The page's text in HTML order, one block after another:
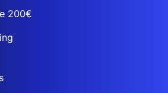
200€